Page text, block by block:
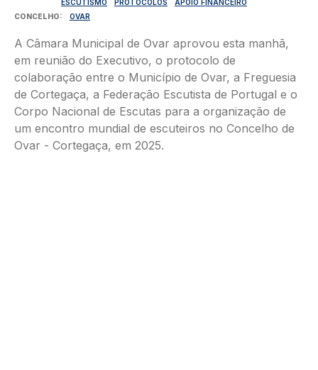
ESCUTISMO
PROTOCOLOS
APOIO FINANCEIRO
CONCELHO
OVAR
A Câmara Municipal de Ovar aprovou esta manhã,
em reunião do Executivo, o protocolo de
colaboração entre o Município de Ovar, a Freguesia
de Cortegaça, a Federação Escutista de Portugal e o
Corpo Nacional de Escutas para a organização de
um encontro mundial de escuteiros no Concelho de
Ovar - Cortegaça, em 2025.